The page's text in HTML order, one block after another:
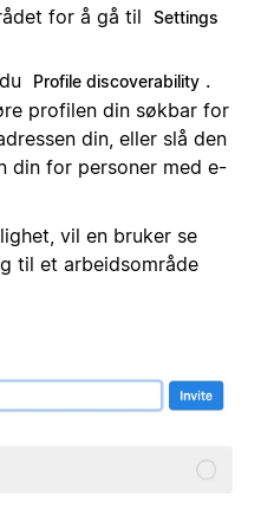
for å gå til
Settings
Profile discoverability .
profilen din søkbar for
din, eller slå den
din for personer med e-
vil en bruker se
til et arbeidsområde